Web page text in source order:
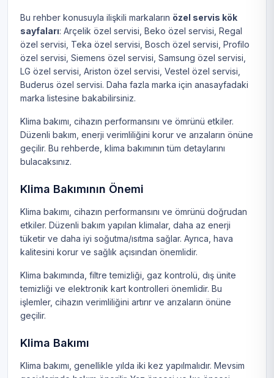
Bu rehber konusuyla ilişkili markaların özel servis kök
sayfaları: Arçelik özel servisi Beko özel servisi Regal
özel servisi Teka özel servisi Bosch özel servisi Profilo
özel servisi Siemens özel servisi Samsung özel servisi
LG özel servisi Ariston özel servisi Vestel özel servisi
Buderus özel servisi. Daha fazla marka için anasayfadaki
marka listesine bakabilirsiniz.
Klima bakımı, cihazın performansını ve ömrünü etkiler.
Düzenli bakım, enerji verimliliğini korur ve arızaların önüne
geçilir. Bu rehberde, klima bakımının tüm detaylarını
bulacaksınız.
Klima Bakımının Önemi
Klima bakımı, cihazın performansını ve ömrünü doğrudan
etkiler. Düzenli bakım yapılan klimalar, daha az enerji
tüketir ve daha iyi soğutma/ısıtma sağlar. Ayrıca, hava
kalitesini korur ve sağlık açısından önemlidir.
Klima bakımında, filtre temizliği, gaz kontrolü, dış ünite
temizliği ve elektronik kart kontrolleri önemlidir. Bu
işlemler, cihazın verimliliğini artırır ve arızaların önüne
geçilir.
Klima Bakımı
Klima bakımı, genellikle yılda iki kez yapılmalıdır. Mevsim